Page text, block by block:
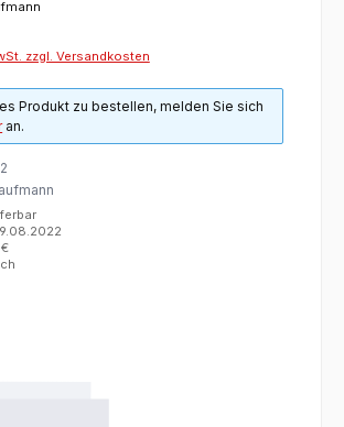
zzgl. Versandkosten
Produkt zu bestellen, melden Sie sich
an.